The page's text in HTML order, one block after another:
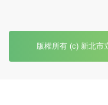
版權所有 (c) 新北市